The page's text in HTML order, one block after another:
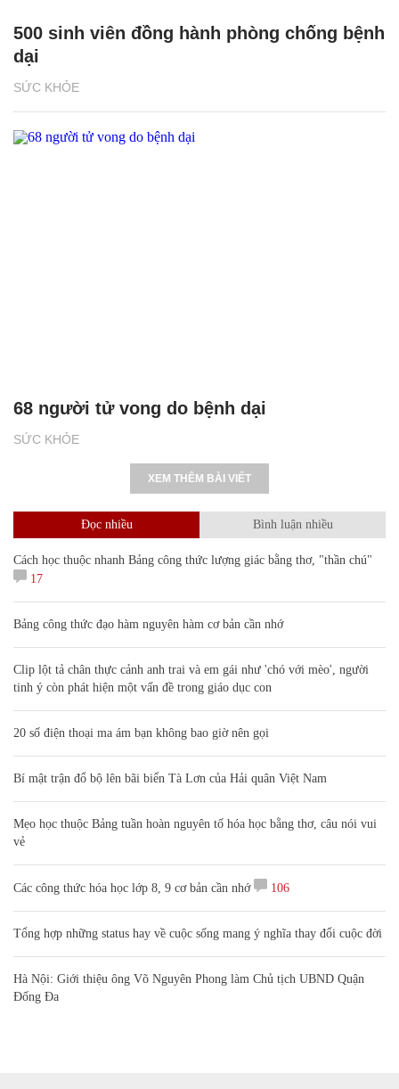
SỨC KHỎE
500 sinh viên đồng hành phòng chống bệnh
dại
SỨC KHỎE
68 người tử vong do bệnh dại
XEM THÊM BÀI VIẾT
Đọc nhiều Bình luận nhiều
Cách học thuộc nhanh Bảng công thức lượng giác bằng thơ, "thần chú"
17
Bảng công thức đạo hàm nguyên hàm cơ bản cần nhớ
Clip lột tả chân thực cảnh anh trai và em gái như 'chó với mèo', người
tinh ý còn phát hiện một vấn đề trong giáo dục con
20 số điện thoại ma ám bạn không bao giờ nên gọi
Bí mật trận đổ bộ lên bãi biển Tà Lơn của Hải quân Việt Nam
Mẹo học thuộc Bảng tuần hoàn nguyên tố hóa học bằng thơ, câu nói vui
vẻ
Các công thức hóa học lớp 8, 9 cơ bản cần nhớ 106
Tổng hợp những status hay về cuộc sống mang ý nghĩa thay đổi cuộc đời
Hà Nội: Giới thiệu ông Võ Nguyên Phong làm Chủ tịch UBND Quận
Đống Đa